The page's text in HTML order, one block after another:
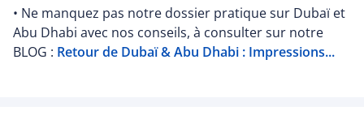
• Ne manquez pas notre dossier pratique sur Dubaï et
Abu Dhabi avec nos conseils, à consulter sur notre
BLOG : Retour de Dubaï & Abu Dhabi : Impressions...